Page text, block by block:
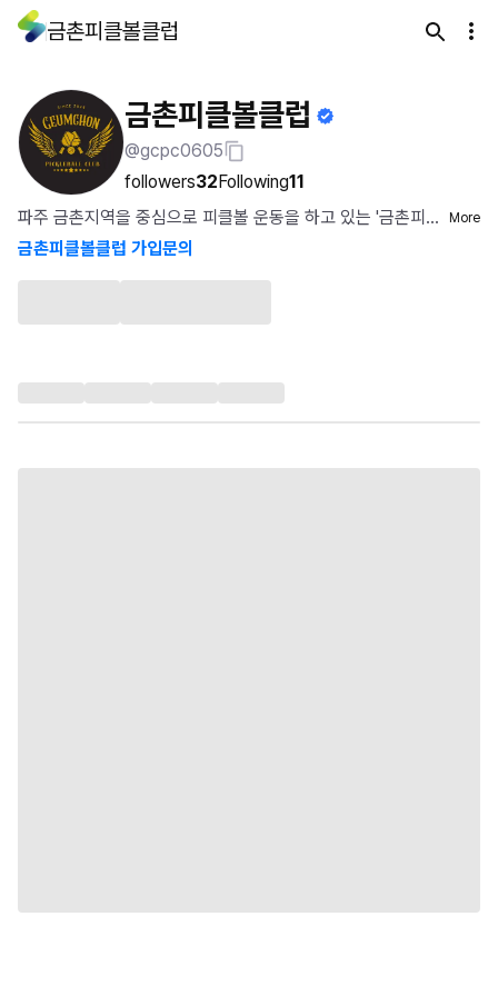
금촌피클볼클럽
금촌피클볼클럽
@gcpc0605
followers32Following11
파주 금촌지역을 중심으로 피클볼 운동을 하고 있는 '금촌피
클볼클럽'입니다....
More
금촌피클볼클럽 가입문의